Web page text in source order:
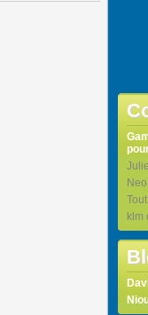
Neo
klm